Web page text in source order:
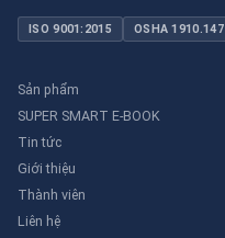
ISO 9001:2015 OSHA 1910.147
Sản phẩm
SUPER SMART E-BOOK
Tin tức
Giới thiệu
Thành viên
Liên hệ